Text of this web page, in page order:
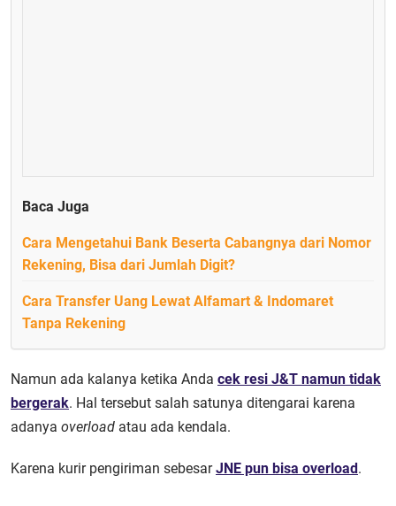
Baca Juga
Cara Mengetahui Bank Beserta Cabangnya dari Nomor
Rekening, Bisa dari Jumlah Digit?
Cara Transfer Uang Lewat Alfamart & Indomaret
Tanpa Rekening
Namun ada kalanya ketika Anda cek resi J&T namun tidak
bergerak. Hal tersebut salah satunya ditengarai karena
adanya overload atau ada kendala.
Karena kurir pengiriman sebesarJNE pun bisa overload.